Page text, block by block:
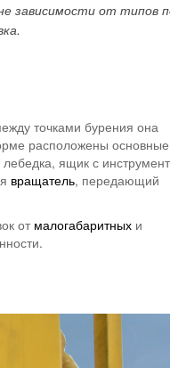
зависимости от типов
точками бурения она
расположены основные
ящик с
вращатель, передающий
от малогабаритных и